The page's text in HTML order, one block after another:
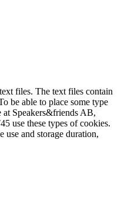
files. The text files contain
be able to place some type
at Speakers&friends AB,
use these types of cookies.
use and storage duration,